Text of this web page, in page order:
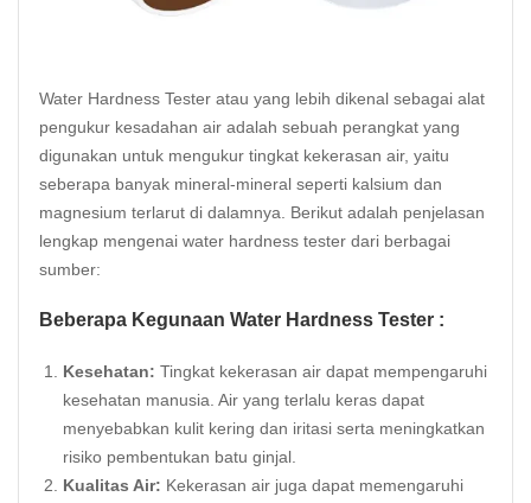
Water Hardness Tester atau yang lebih dikenal sebagai alat
pengukur kesadahan air adalah sebuah perangkat yang
digunakan untuk mengukur tingkat kekerasan air, yaitu
seberapa banyak mineral-mineral seperti kalsium dan
magnesium terlarut di dalamnya. Berikut adalah penjelasan
lengkap mengenai water hardness tester dari berbagai
sumber:
Beberapa Kegunaan Water Hardness Tester :
Kesehatan: Tingkat kekerasan air dapat mempengaruhi
kesehatan manusia. Air yang terlalu keras dapat
menyebabkan kulit kering dan iritasi serta meningkatkan
risiko pembentukan batu ginjal.
Kualitas Air: Kekerasan air juga dapat memengaruhi